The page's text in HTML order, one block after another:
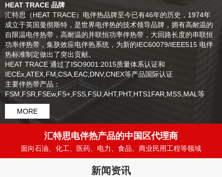
HEAT TRACE 品牌
汇特思（HEAT TRACE）电伴热品牌至今已有46年的历史，1974年
成立于英国曼彻斯特，是世界电伴热的技术领导品牌，拥有高耐温的
自限温电伴热带，高耐温的并联恒功率伴热带，大回路长度的串联恒
功率伴热带，集肤效应电伴热系统，为新的IEC60079/IEEE515 电伴
热标准制定做出了突出贡献。
HEAT TRACE 通过了ISO9001:2015质量体系认证和
IECEx,ATEX,FM,CSA,EAC,DNV,CNEX等产品国际认证
主要伴热带产品：
FSM,FSR,FSEw,FS+,FSS,FSU,AHT,PHT,HTS1FAR,MSS,MAL等
MORE
汇特思电伴热产品的中国区代理商
面向石油、化工、医药、电力、食品、商业民用工程等领域
新闻资讯